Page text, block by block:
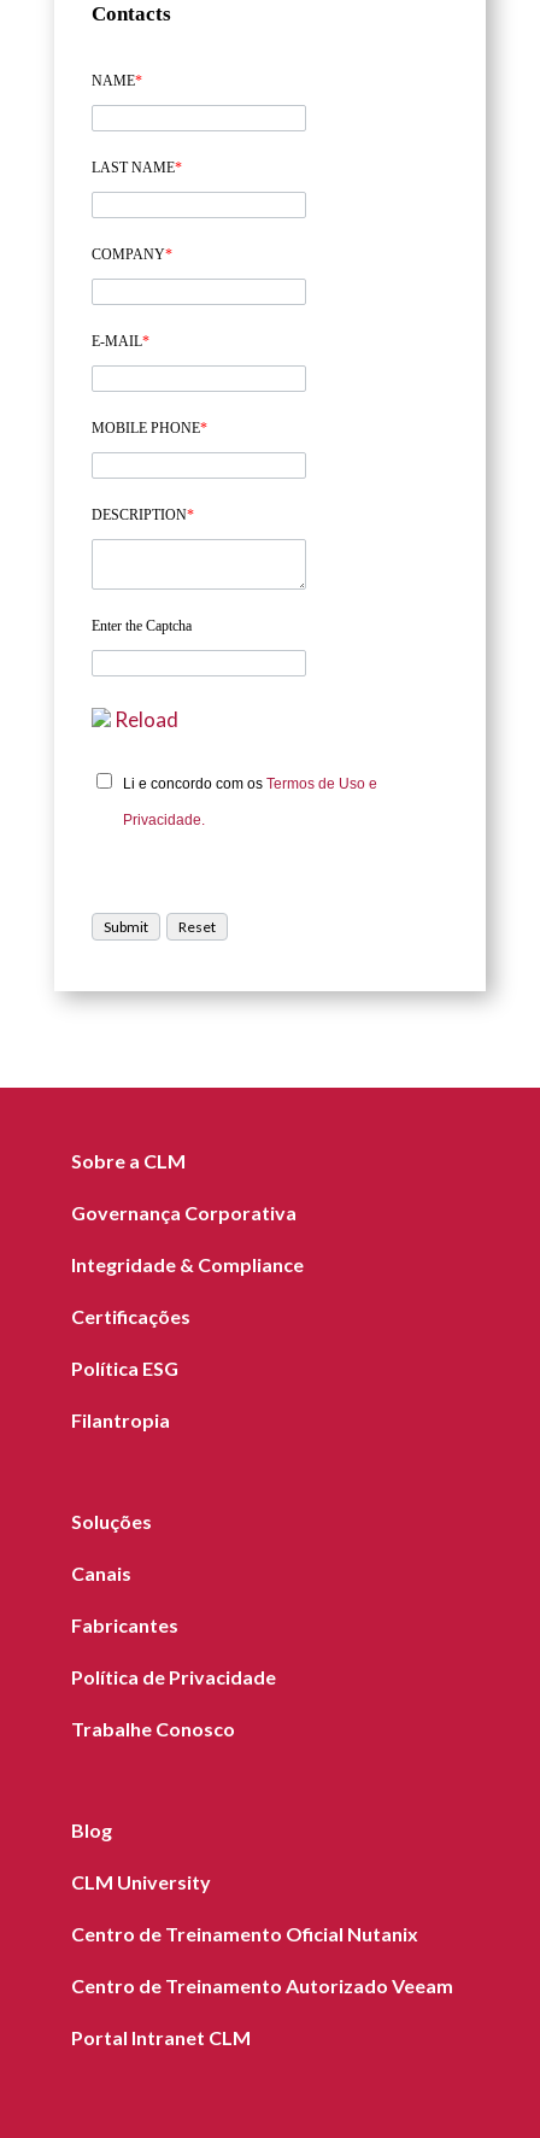
Contacts
NAME*
LAST NAME*
COMPANY*
E-MAIL*
MOBILE PHONE*
DESCRIPTION*
Enter the Captcha
Reload
Li e concordo com os Termos de Uso e
Privacidade.
Sobre a CLM
Governança Corporativa
Integridade & Compliance
Certificações
Política ESG
Filantropia
Soluções
Canais
Fabricantes
Política de Privacidade
Trabalhe Conosco
Blog
CLM University
Centro de Treinamento Oficial Nutanix
Centro de Treinamento Autorizado Veeam
Portal Intranet CLM